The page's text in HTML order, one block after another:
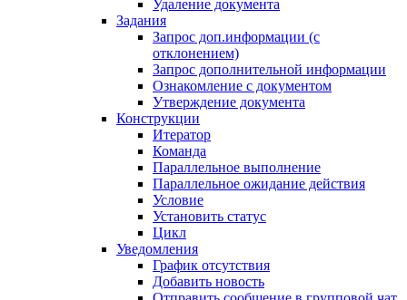
Удаление документа
Задания
Запрос доп.информации (с
отклонением)
Запрос дополнительной информации
Ознакомление с документом
Утверждение документа
Конструкции
Итератор
Команда
Параллельное выполнение
Параллельное ожидание действия
Условие
Установить статус
Цикл
Уведомления
График отсутствия
Добавить новость